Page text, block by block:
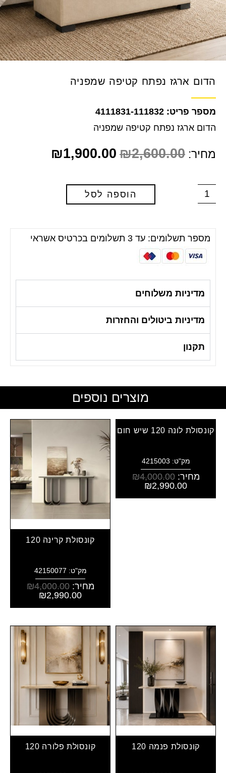
הדום ארגז נפתח קטיפה שמפניה
4111831-111832
הדום ארגז נפתח קטיפה שמפניה
מחיר: ₪2,600.00
₪1,900.00
הוספה לסל
מספר תשלומים: עד 3 תשלומים בכרטיס אשראי
מדיניות משלוחים
מדיניות ביטולים והחזרות
תקנון
מוצרים נוספים
קונסולת לונה 120 שיש חום
מק"ט: 4215003
מחיר: ₪4,000.00
₪2,990.00
קונסולת קרינה 120
מק"ט: 42150077
מחיר: ₪4,000.00
₪2,990.00
קונסולת פנמה 120 קונסולת פלורה 120